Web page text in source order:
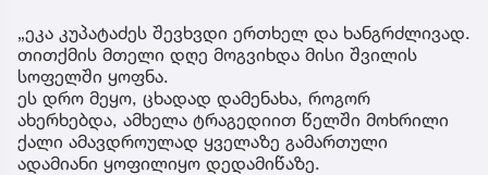
„ეკა კუპატაძეს შევხვდი ერთხელ და ხანგრძლივად.
თითქმის მთელი დღე მოგვიხდა მისი შვილის
სოფელში ყოფნა.
ეს დრო მეყო, ცხადად დამენახა, როგორ
ახერხებდა, ამხელა ტრაგედიით წელში მოხრილი
ქალი ამავდროულად ყველაზე გამართული
ადამიანი ყოფილიყო დედამიწაზე.